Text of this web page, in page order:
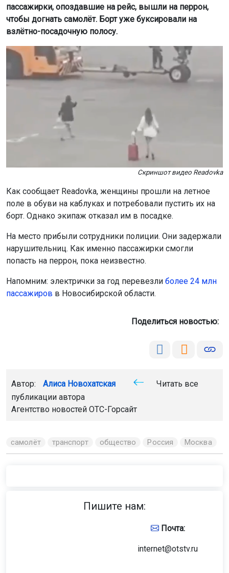
пассажирки, опоздавшие на рейс, вышли на перрон,
чтобы догнать самолёт. Борт уже буксировали на
взлётно-посадочную полосу.
Скриншот видео Readovka
Как сообщает Readovka, женщины прошли на летное
поле в обуви на каблуках и потребовали пустить их на
борт. Однако экипаж отказал им в посадке.
На место прибыли сотрудники полиции. Они задержали
нарушительниц. Как именно пассажирки смогли
попасть на перрон, пока неизвестно.
Напомним: электрички за год перевезли более 24 млн
пассажиров в Новосибирской области.
Поделиться новостью:
Автор: Алиса Новохатская
Читать все
публикации автора
Агентство новостей ОТС-Горсайт
самолёт транспорт общество Россия Москва
Пишите нам:
Почта:
internet@otstv.ru